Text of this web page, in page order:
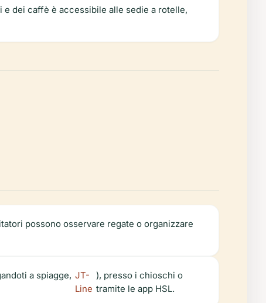
dei caffè è accessibile alle sedie a rotelle,
possono osservare regate o organizzare
a spiagge, JT-
Line
), presso i chioschi o
tramite le app HSL.